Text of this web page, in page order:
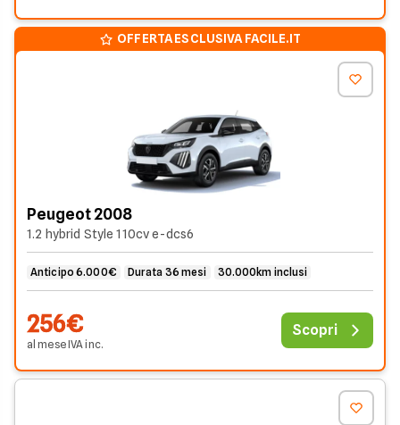
OFFERTA ESCLUSIVA FACILE.IT
Peugeot 2008
1.2 hybrid Style 110cv e-dcs6
Anticipo 6.000€ Durata 36 mesi 30.000km inclusi
256€
al meseIVAinc.
Scopri